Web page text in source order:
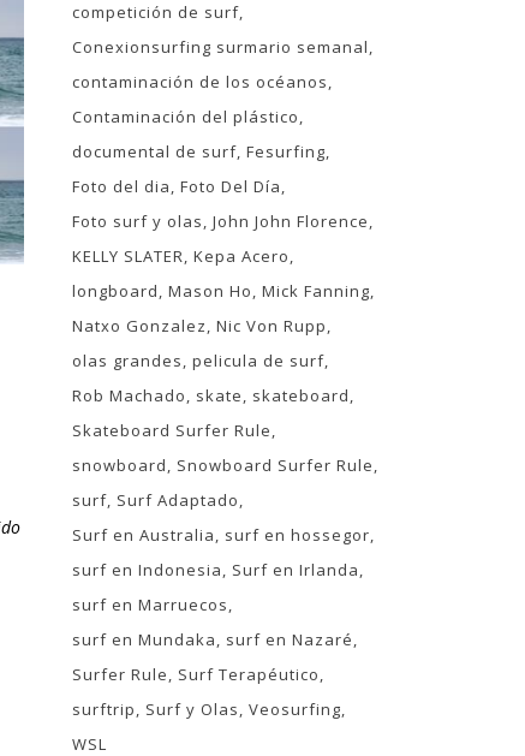
competición de surf
Conexionsurfing surmario semanal
contaminación de los océanos
Contaminación del plástico
documental de surf Fesurfing
Foto del dia Foto Del Día
Foto surf y olas John John Florence
KELLY SLATER Kepa Acero
longboard Mason Ho Mick Fanning
Natxo Gonzalez Nic Von Rupp
olas grandes pelicula de surf
Rob Machado
skate
skateboard
Skateboard Surfer Rule
snowboard
Snowboard Surfer Rule
surf Surf Adaptado
Surf en Australia
surf en hossegor
surf en Indonesia
Surf en Irlanda
surf en Marruecos
surf en Mundaka
surf en Nazaré
Surfer Rule
Surf Terapéutico
surftrip
Surf y Olas Veosurfing
WSL